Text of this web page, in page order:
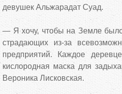
девушек Альжарадат Суад.
— Я хочу, чтобы на Земле
страдающих из-за
предприятий. Каждое
кислородная маска для
Вероника Лисковская.